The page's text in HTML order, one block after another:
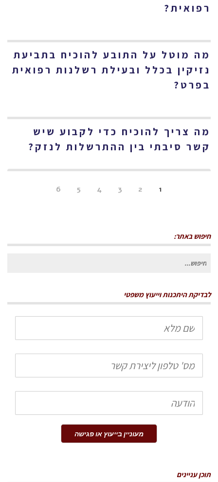
רפואית?
מה מוטל על התובע להוכיח בתביעת
נזיקין בכלל ובעילת רשלנות רפואית
בפרט?
מה צריך להוכיח כדי לקבוע שיש
קשר סיבתי בין ההתרשלות לנזק?
1
2
3
4
5
6
חיפוש באתר:
חיפוש
לבדיקת היתכנות וייעוץ משפטי
שם
מלא
טלפון
הודעה
מעוניין בייעוץ או פגישה
תוכן עניינים